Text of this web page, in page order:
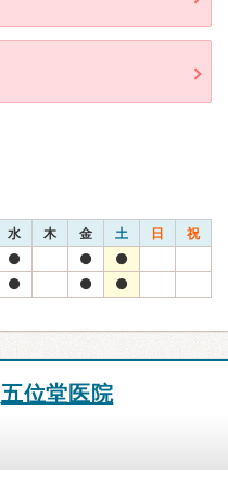
水 木 金 土 日 祝
五位堂医院